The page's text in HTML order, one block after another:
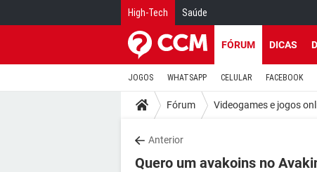
High-Tech Saúde
FÓRUM DICAS
JOGOS WHATSAPP CELULAR FACEBOOK
Fórum Videogames e jogos
Anterior
Quero um avakoins no